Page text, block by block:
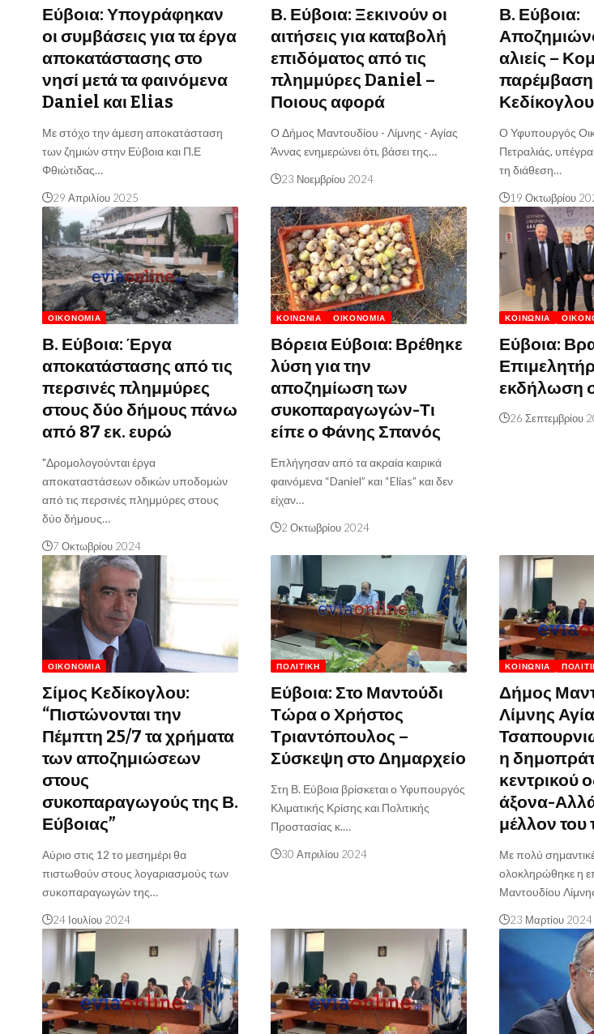
Εύβοια: Υπογράφηκαν
οι συμβάσεις για τα έργα
αποκατάστασης στο
νησί μετά τα φαινόμενα
Daniel και Elias
Με στόχο την άμεση αποκατάσταση
των ζημιών στην Εύβοια και Π.Ε
Φθιώτιδας…
29 Απριλίου 2025
Β. Εύβοια: Ξεκινούν οι
αιτήσεις για καταβολή
επιδόματος από τις
πλημμύρες Daniel –
Ποιους αφορά
Ο Δήμος Μαντουδίου - Λίμνης - Αγίας
Άννας ενημερώνει ότι, βάσει της…
23 Νοεμβρίου 2024
Β. Εύβοια:
αλιείς –
παρέμβαση
Κεδίκογλου
Ο Υφυπουργός
Πετραλιάς,
τη διάθεση…
19 Οκτωβρίου
ΟΙΚΟΝΟΜΊΑ
Β. Εύβοια: Έργα
αποκατάστασης από τις
περσινές πλημμύρες
στους δύο δήμους πάνω
από 87 εκ. ευρώ
"Δρομολογούνται έργα
αποκαταστάσεων οδικών υποδομών
από τις περσινές πλημμύρες στους
δύο δήμους…
7 Οκτωβρίου 2024
ΚΟΙΝΩΝΊΑ ΟΙΚΟΝΟΜΊΑ
Βόρεια Εύβοια: Βρέθηκε
λύση για την
αποζημίωση των
συκοπαραγωγών-Τι
είπε ο Φάνης Σπανός
Επλήγησαν από τα ακραία καιρικά
φαινόμενα “Daniel” και “Elias” και δεν
είχαν…
2 Οκτωβρίου 2024
ΚΟΙΝΩΝΊΑ
Εύβοια:
εκδήλωση
26 Σεπτεμβρίου
ΟΙΚΟΝΟΜΊΑ
Σίμος Κεδίκογλου:
“Πιστώνονται την
Πέμπτη 25/7 τα χρήματα
των αποζημιώσεων
στους
συκοπαραγωγούς της Β.
Εύβοιας”
Αύριο στις 12 το μεσημέρι θα
πιστωθούν στους λογαριασμούς των
συκοπαραγωγών της…
24 Ιουλίου 2024
ΠΟΛΙΤΙΚΉ
Εύβοια: Στο Μαντούδι
Τώρα ο Χρήστος
Τριαντόπουλος –
Σύσκεψη στο Δημαρχείο
Στη Β. Εύβοια βρίσκεται ο Υφυπουργός
Κλιματικής Κρίσης και Πολιτικής
Προστασίας κ.…
30 Απριλίου 2024
ΚΟΙΝΩΝΊΑ
Δήμος
Λίμνης
η
κεντρικού
άξονα-
μέλλον του
Με πολύ
ολοκληρώθηκε η
Μαντουδίου
23 Μαρτίου 2024